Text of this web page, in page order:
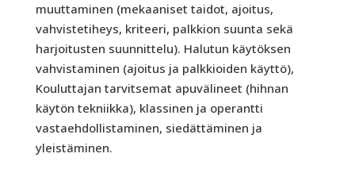
muuttaminen (mekaaniset taidot, ajoitus,
vahvistetiheys, kriteeri, palkkion suunta sekä
harjoitusten suunnittelu). Halutun käytöksen
vahvistaminen (ajoitus ja palkkioiden käyttö),
Kouluttajan tarvitsemat apuvälineet (hihnan
käytön tekniikka), klassinen ja operantti
vastaehdollistaminen, siedättäminen ja
yleistäminen.